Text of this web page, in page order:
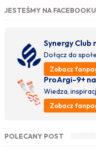
JESTEŚMY NA FACEBOOKU
Synergy Club
Dołącz do
Zobacz
ProArgi-9+
Wiedza,
Zobacz
POLECANY POST